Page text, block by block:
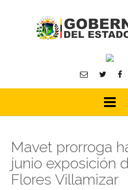
Mavet prorroga
junio exposición
Flores Villamizar